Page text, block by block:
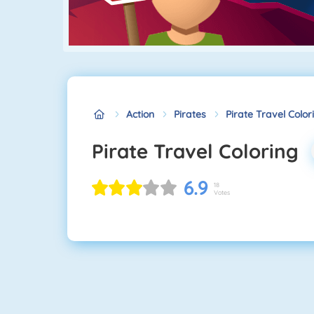
Action Pirates Pirate Travel
Pirate Travel Coloring
6.9
18
Votes